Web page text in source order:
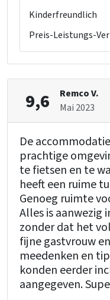
Kinderfreundlich
Preis-Leistungs-
9,6
Remco V.
Mai 2023
De
prachtige
te fietsen en te
heeft een ruime
Genoeg ruimte
Alles is aanwezig
zonder dat het
fijne gastvrouw
meedenken en
konden eerder
aangegeven.